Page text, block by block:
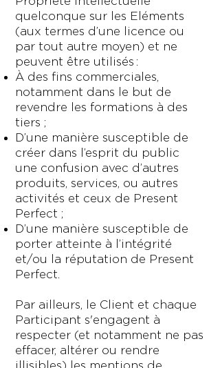
quelconque sur les Eléments
(aux termes d’une licence ou
par tout autre moyen) et ne
peuvent être utilisés :
À des fins commerciales,
notamment dans le but de
revendre les formations à des
tiers ;
D’une manière susceptible de
créer dans l’esprit du public
une confusion avec d’autres
produits, services, ou autres
activités et ceux de Present
Perfect ;
D’une manière susceptible de
porter atteinte à l’intégrité
et/ou la réputation de Present
Perfect.
Par ailleurs, le Client et chaque
Participant s'engagent à
respecter (et notamment ne pas
effacer, altérer ou rendre
illisibles) les mentions de